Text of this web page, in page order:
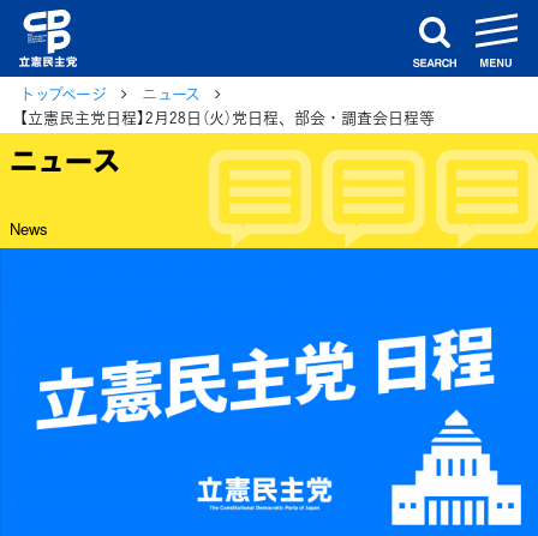
search
トップページ
ニュース
【立憲民主党日程】2月28日（火）党日程、部会・調査会日程等
ニュース
News